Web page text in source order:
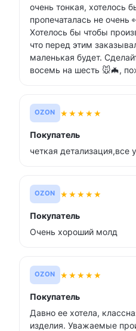
очень тонкая, хотелось
пропечаталась не очень
Хотелось бы чтобы
что перед этим
маленькая будет.
восемь на шесть 🐭🦇,
OZON ★★★★★
Покупатель
четкая детализация,все
OZON ★★★★★
Покупатель
Очень хороший молд
OZON ★★★★★
Покупатель
Давно ее хотела,
изделия. Уважаемые